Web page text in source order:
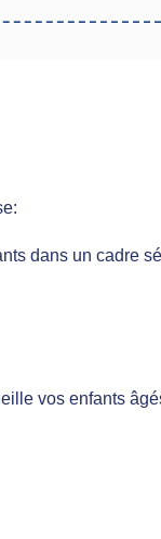
dans un cadre
vos enfants